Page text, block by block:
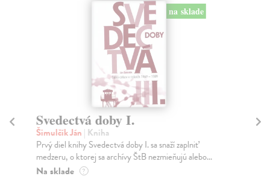
na sklade
Svedectvá doby I.
Šimulčík Ján | Kniha
Prvý diel knihy Svedectvá doby I. sa snaží zaplniť
medzeru, o ktorej sa archívy ŠtB nezmieňujú alebo...
Na sklade ?